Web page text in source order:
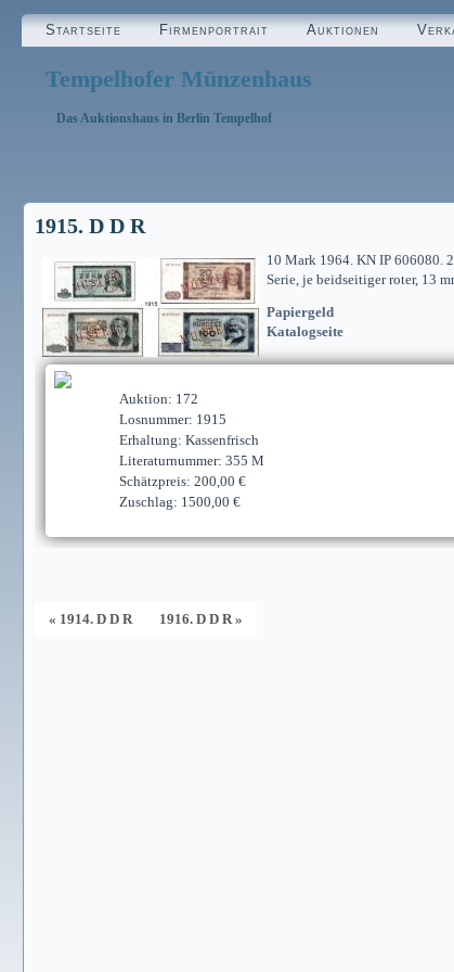
Startseite Firmenportrait Auktionen
Tempelhofer Münzenhaus
Das Auktionshaus in Berlin Tempelhof
1915. D D R
10 Mark 1964. KN IP 606080.
Serie, je beidseitiger roter, 13
Papiergeld
Katalogseite
Auktion: 172
Losnummer: 1915
Erhaltung: Kassenfrisch
Literaturnummer: 355 M
Schätzpreis: 200,00 €
Zuschlag: 1500,00 €
« 1914. D D R 1916. D D R »